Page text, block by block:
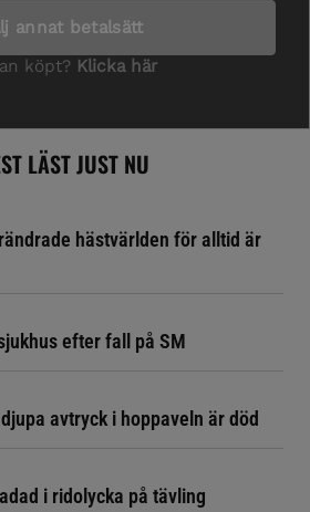
LÄST JUST NU
hästvärlden för alltid är
efter fall på SM
avtryck i hoppaveln är död
i ridolycka på tävling